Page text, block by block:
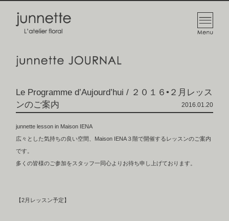
Le Programme d’Aujourd’hui / ２０１６•２月レッス
ンのご案内
2016.01.20
junnette lesson in Maison IENA
広々とした気持ちの良い空間、Maison IENA３階で開催するレッスンのご案内
です。
多くの皆様のご参加をスタッフ一同心よりお待ち申し上げております。
【2月レッスン予定】